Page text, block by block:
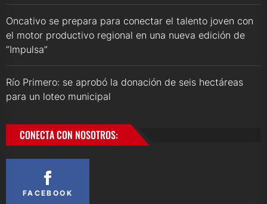
Oncativo se prepara para conectar el talento joven con
el motor productivo regional en una nueva edición de
“Impulsa”
Río Primero: se aprobó la donación de seis hectáreas
para un loteo municipal
CONECTA CON NOSOTROS:
FACEBOOK